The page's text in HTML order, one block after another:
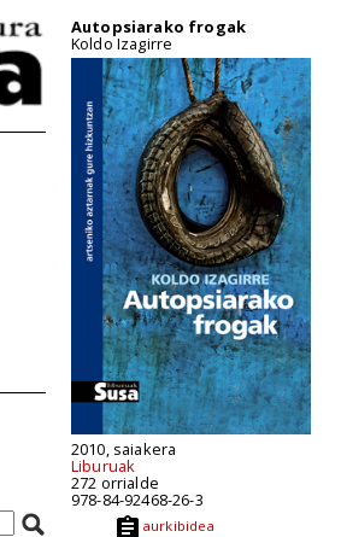
Autopsiarako frogak
Koldo Izagirre
2010, saiakera
Liburuak
272 orrialde
978-84-92468-26-3
aurkibidea